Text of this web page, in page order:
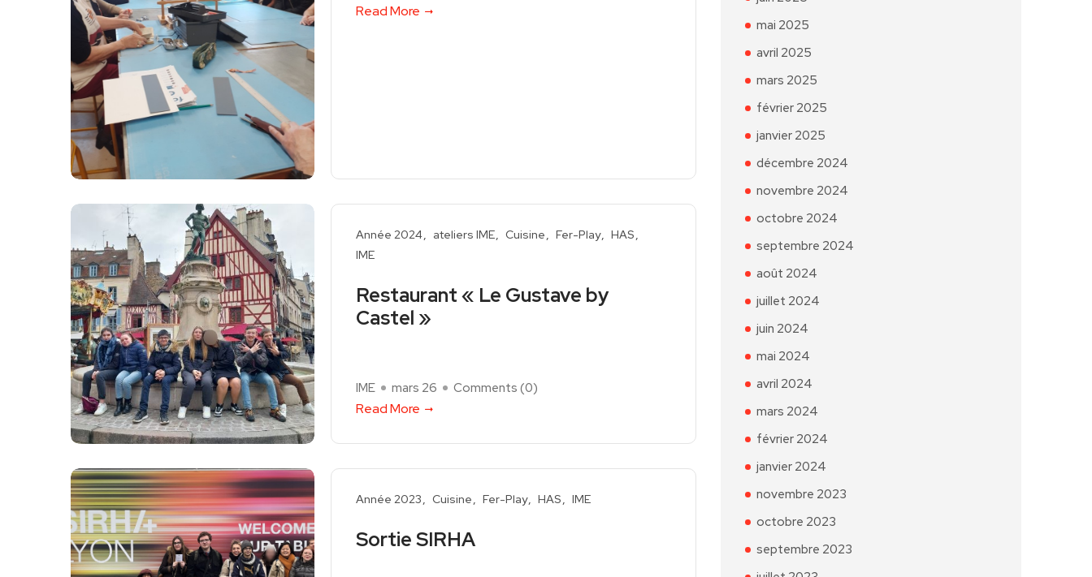
Read More
Année 2024 ateliers IME Cuisine Fer-Play
HAS
IME
Restaurant « Le Gustave by
Castel »
IME mars 26 Comments (0)
Read More
Année 2023 Cuisine Fer-Play HAS IME
Sortie SIRHA
mai 2025
avril 2025
mars 2025
février 2025
janvier 2025
décembre 2024
novembre 2024
octobre 2024
septembre 2024
août 2024
juillet 2024
juin 2024
mai 2024
avril 2024
mars 2024
février 2024
janvier 2024
novembre 2023
octobre 2023
septembre 2023